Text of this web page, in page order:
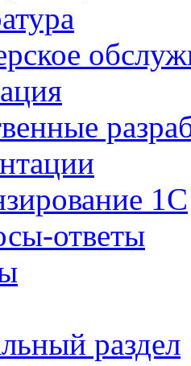
1С
ответы
раздел